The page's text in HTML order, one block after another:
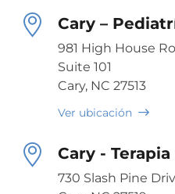
Cary –
981 High House
Suite 101
Cary, NC 27513
Ver ubicación
Cary -
730 Slash Pine